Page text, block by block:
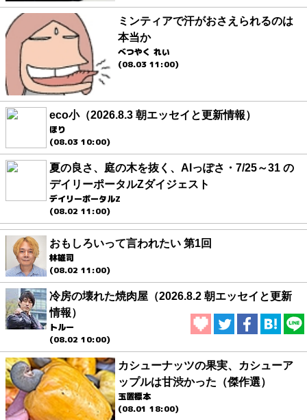
ミンティアで汗がおさえられるのは
本当か
べつやく れい
(08.03 11:00)
eco小（2026.8.3 朝エッセイと更新情報）
ほり
(08.03 10:00)
夏の良さ、庭の木を抜く、AIっぽさ・7/25～31 の
デイリーポータルZダイジェスト
デイリーポータルZ
(08.02 11:00)
おもしろいって言われたい 第1回
林雄司
(08.02 11:00)
冷房の壊れた焼肉屋（2026.8.2 朝エッセイと更新
情報）
トルー
(08.02 10:00)
カシューナッツの果実、カシューア
ップルは甘渋かった（傑作選）
玉置標本
(08.01 18:00)